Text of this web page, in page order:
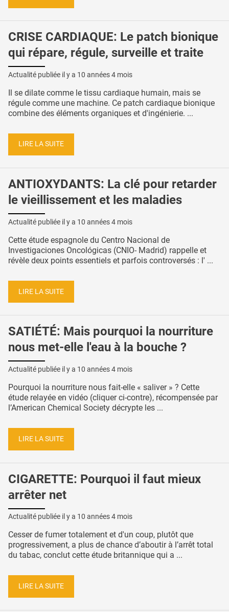
CRISE CARDIAQUE: Le patch bionique
qui répare, régule, surveille et traite
Actualité publiée il y a 10 années 4 mois
Il se dilate comme le tissu cardiaque humain, mais se
régule comme une machine. Ce patch cardiaque bionique
combine des éléments organiques et d'ingénierie. ...
LIRE LA SUITE
ANTIOXYDANTS: La clé pour retarder
le vieillissement et les maladies
Actualité publiée il y a 10 années 4 mois
Cette étude espagnole du Centro Nacional de
Investigaciones Oncológicas (CNIO- Madrid) rappelle et
révèle deux points essentiels et parfois controversés : l' ...
LIRE LA SUITE
SATIÉTÉ: Mais pourquoi la nourriture
nous met-elle l'eau à la bouche ?
Actualité publiée il y a 10 années 4 mois
Pourquoi la nourriture nous fait-elle « saliver » ? Cette
étude relayée en vidéo (cliquer ci-contre), récompensée par
l’American Chemical Society décrypte les ...
LIRE LA SUITE
CIGARETTE: Pourquoi il faut mieux
arrêter net
Actualité publiée il y a 10 années 4 mois
Cesser de fumer totalement et d'un coup, plutôt que
progressivement, a plus de chance d’aboutir à l’arrêt total
du tabac, conclut cette étude britannique qui a ...
LIRE LA SUITE